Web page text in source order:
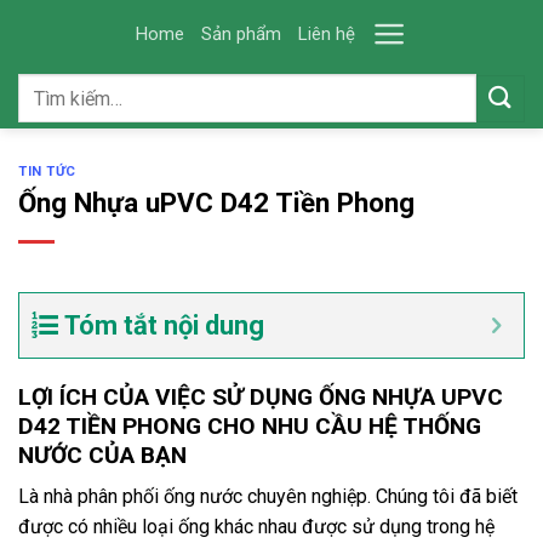
content
Home Sản phẩm Liên hệ
Tìm
TIN TỨC
Ống Nhựa uPVC D42 Tiền Phong
Tóm tắt nội dung
LỢI ÍCH CỦA VIỆC SỬ DỤNG ỐNG NHỰA UPVC
D42 TIỀN PHONG CHO NHU CẦU HỆ THỐNG
NƯỚC CỦA BẠN
Là nhà phân phối ống nước chuyên nghiệp. Chúng tôi đã biết
được có nhiều loại ống khác nhau được sử dụng trong hệ